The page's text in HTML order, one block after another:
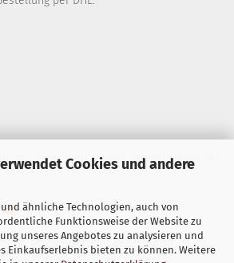
Cookies und andere
ähnliche Technologien, auch von
Funktionsweise der Website zu
unseres Angebotes zu analysieren und
Einkaufserlebnis bieten zu können. Weitere
mit einer Vielzahl von unterschiedlichen